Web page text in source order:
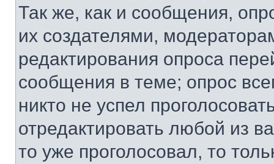
Так же, как и сообщения,
их создателями,
редактирования опроса
сообщения в теме; опрос
никто не успел
отредактировать любой из
то уже проголосовал, то